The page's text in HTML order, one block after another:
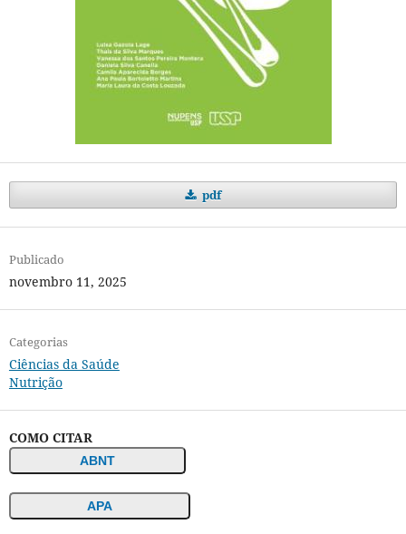
pdf
Publicado
novembro 11, 2025
Categorias
Ciências da Saúde
Nutrição
COMO CITAR
ABNT
APA